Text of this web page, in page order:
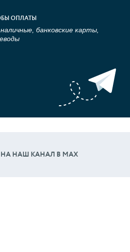
ОПЛАТЫ
банковские карты,
НАШ КАНАЛ В МАХ